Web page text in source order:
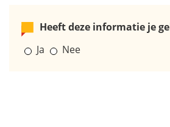
Heeft deze informatie je
Ja
Nee